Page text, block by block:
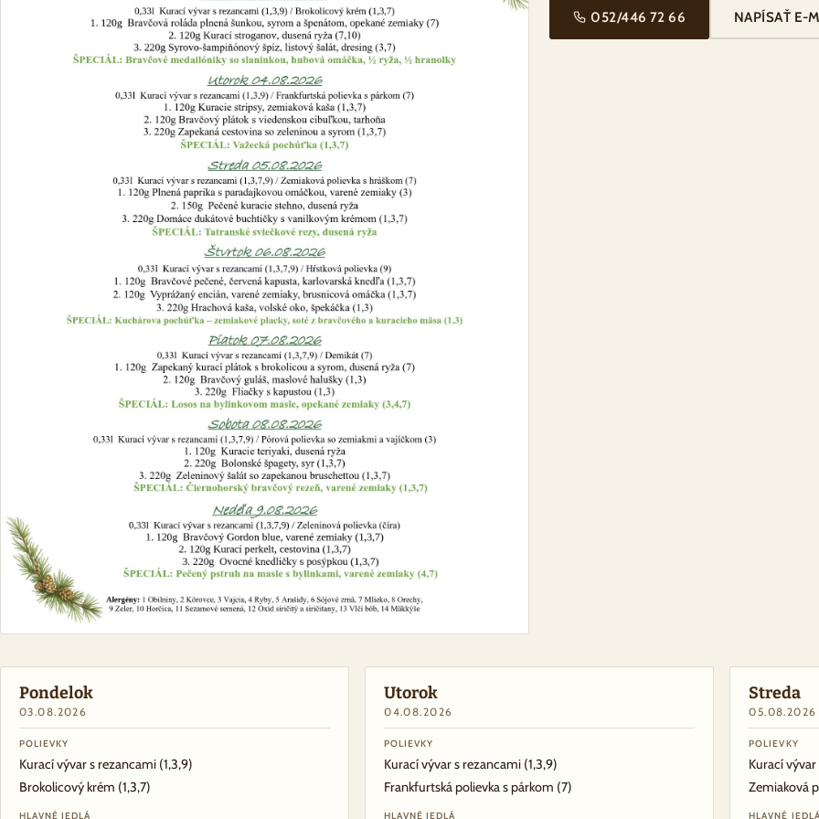
052/446 72 66 NAPÍSAŤ E-
Pondelok
03.08.2026
POLIEVKY
Kurací vývar s rezancami (1,3,9)
Brokolicový krém (1,3,7)
HLAVNÉ JEDLÁ
Utorok
04.08.2026
POLIEVKY
Kurací vývar s rezancami (1,3,9)
Frankfurtská polievka s párkom (7)
HLAVNÉ JEDLÁ
Streda
05.08.2026
POLIEVKY
Kurací
Zemiaková
HLAVNÉ